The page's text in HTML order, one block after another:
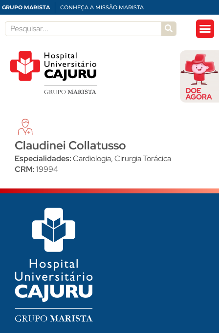
GRUPO MARISTA CONHEÇA A MISSÃO MARISTA
Claudinei Collatusso
Especialidades:Cardiologia,Cirurgia Torácica
CRM:19994